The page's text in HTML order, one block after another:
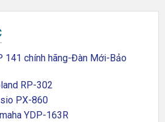
141 chính hãng-Đàn Mới-Bảo
RP-302
PX-860
YDP-163R